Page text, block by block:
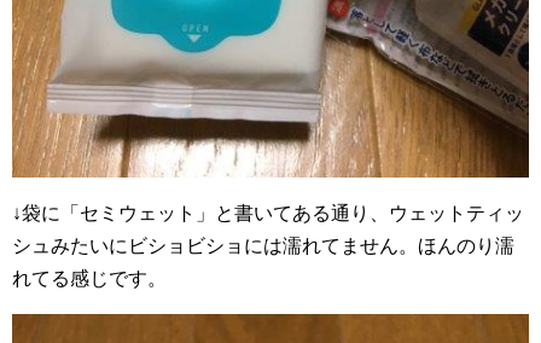
↓袋に「セミウェット」と書いてある通り、ウェットティッ
シュみたいにビショビショには濡れてません。ほんのり濡
れてる感じです。